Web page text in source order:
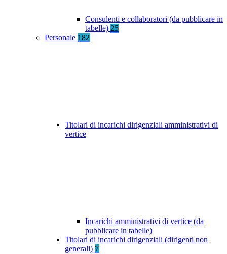
Consulenti e collaboratori (da pubblicare in
tabelle) 25
Personale 182
Titolari di incarichi dirigenziali amministrativi di
vertice
Incarichi amministrativi di vertice (da
pubblicare in tabelle)
Titolari di incarichi dirigenziali (dirigenti non
generali) 7